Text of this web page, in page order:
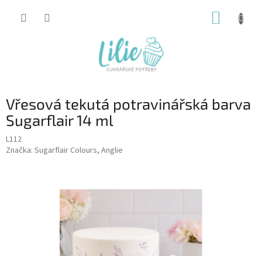
Vřesová tekutá potravinářská barva
Sugarflair 14 ml
L112
Značka: Sugarflair Colours, Anglie